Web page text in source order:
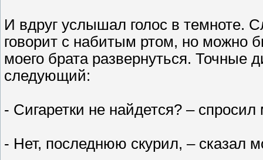
И вдруг услышал голос в темноте.
говорит с набитым ртом, но можно
моего брата развернуться.
следующий:
- Сигаретки не найдется? –
- Нет, последнюю скурил, – сказал